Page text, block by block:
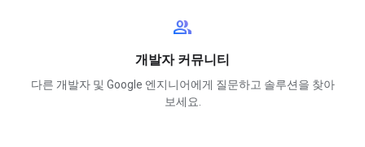
group
개발자 커뮤니티
다른 개발자 및 Google 엔지니어에게 질문하고 솔루션을 찾아
보세요.